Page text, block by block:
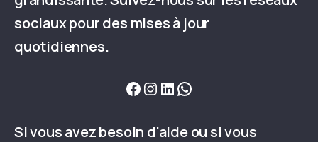
sociaux pour des mises à jour
quotidiennes.
Si vous avez besoin d'aide ou si vous